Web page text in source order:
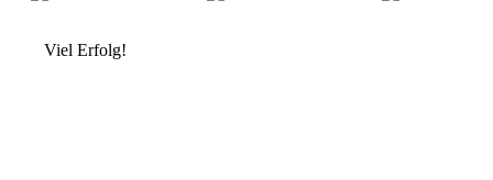
Viel Erfolg!